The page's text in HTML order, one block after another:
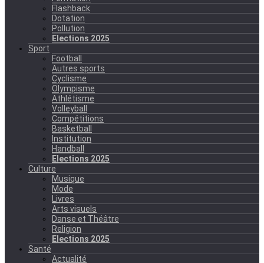
Flashback
Dotation
Pollution
Elections 2025
Sport
Football
Autres sports
Cyclisme
Olympisme
Athlétisme
Volleyball
Compétitions
Basketball
Institution
Handball
Elections 2025
Culture
Musique
Mode
Livres
Arts visuels
Danse et Théâtre
Religion
Elections 2025
Santé
Actualité